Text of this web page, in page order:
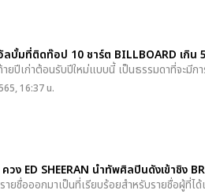
ลบั้มที่ติดท๊อป 10 ชาร์ต BILLBOARD เกิน
ยปีเก่าต้อนรับปีใหม่แบบนี้ เป็นธรรมดาที่จะมีก
16:37 น.
ควง ED SHEERAN นำทัพศิลปินดังเข้าชิง
ายชื่อออกมาเป็นที่เรียบร้อยสำหรับรายชื่อผู้ที่